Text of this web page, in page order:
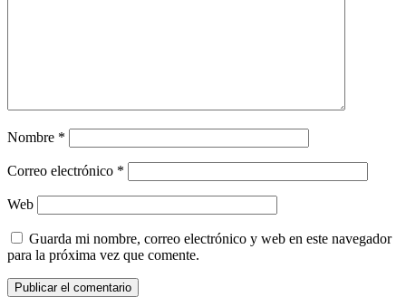
Nombre *
Correo electrónico *
Web
Guarda mi nombre, correo electrónico y web en este navegador
para la próxima vez que comente.